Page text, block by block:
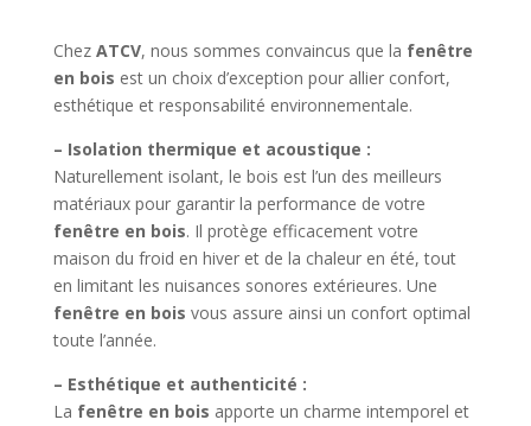
Chez ATCV, nous sommes convaincus que la fenêtre
en bois est un choix d’exception pour allier confort,
esthétique et responsabilité environnementale.
– Isolation thermique et acoustique :
Naturellement isolant, le bois est l’un des meilleurs
matériaux pour garantir la performance de votre
fenêtre en bois. Il protège efficacement votre
maison du froid en hiver et de la chaleur en été, tout
en limitant les nuisances sonores extérieures. Une
fenêtre en bois vous assure ainsi un confort optimal
toute l’année.
– Esthétique et authenticité :
La fenêtre en bois apporte un charme intemporel et